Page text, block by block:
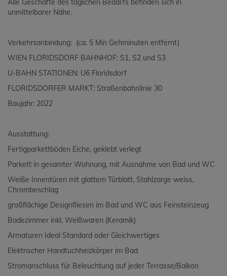
Alle Geschäfte des täglichen Bedarfs befinden sich in
unmittelbarer Nähe.
Verkehrsanbindung: (ca. 5 Min Gehminuten entfernt)
WIEN FLORIDSDORF BAHNHOF: S1, S2 und S3
U-BAHN STATIONEN: U6 Floridsdorf
FLORIDSDORFER MARKT: Straßenbahnlinie 30
Baujahr: 2022
Ausstattung:
Fertigparkettböden Eiche, geklebt verlegt
Parkett in gesamter Wohnung, mit Ausnahme von Bad und WC
Weiße Innentüren mit glattem Türblatt, Stahlzarge weiss,
Chrombeschlag
großflächige Designfliesen im Bad und WC aus Feinsteinzeug
Badezimmer inkl. Weißwaren (Keramik)
Armaturen Ideal Standard oder Gleichwertiges
Elektrischer Handtuchheizkörper im Bad
Stromanschluss für Beleuchtung auf jeder Terrasse/Balkon